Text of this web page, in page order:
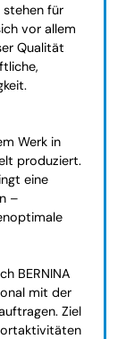
stehen für
vor allem
Qualität
Werk in
produziert.
eine
–
BERNINA
mit der
Ziel